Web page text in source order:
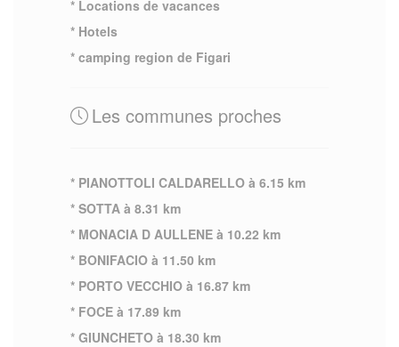
* Locations de vacances
* Hotels
* camping region de Figari
Les communes proches
* PIANOTTOLI CALDARELLO à 6.15 km
* SOTTA à 8.31 km
* MONACIA D AULLENE à 10.22 km
* BONIFACIO à 11.50 km
* PORTO VECCHIO à 16.87 km
* FOCE à 17.89 km
* GIUNCHETO à 18.30 km